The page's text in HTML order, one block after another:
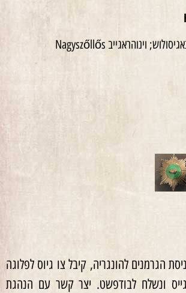
נולד ב־30.1.1923 בנאגיסולוש; וינוהראגייב Nagyszőllős
עם כניסת הגרמנים להונגריה, קיבל צו גיוס לפלוגה
ונשלח לבודפשט. יצר קשר עם הנהגת